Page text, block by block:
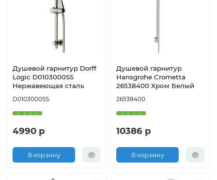
Душевой гарнитур Dorff
Logic D0103000SS
Нержавеющая сталь
D0103000SS
4990 р
В корзину
Душевой гарнитур
Hansgrohe Crometta
26538400 Хром Белый
26538400
10386 р
В корзину